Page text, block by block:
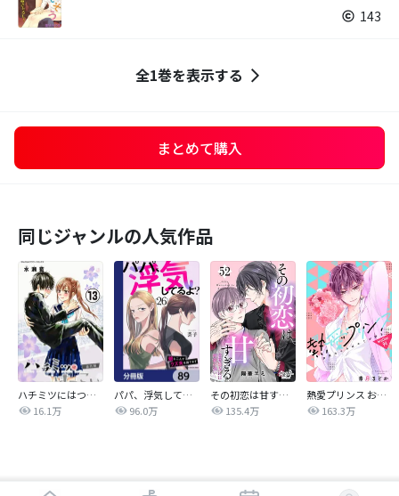
143
全1巻を表示する
まとめて購入
同じジャンルの人気作品
ハチミツにはつこい
16.1万
パパ、浮気してるよ？娘と二人でクズ夫を捨てます【分冊版】
96.0万
その初恋は甘すぎる～恋愛処女には刺激が強い～
135.4万
熱愛プリンス お兄ちゃんはキミが好き
163.3万